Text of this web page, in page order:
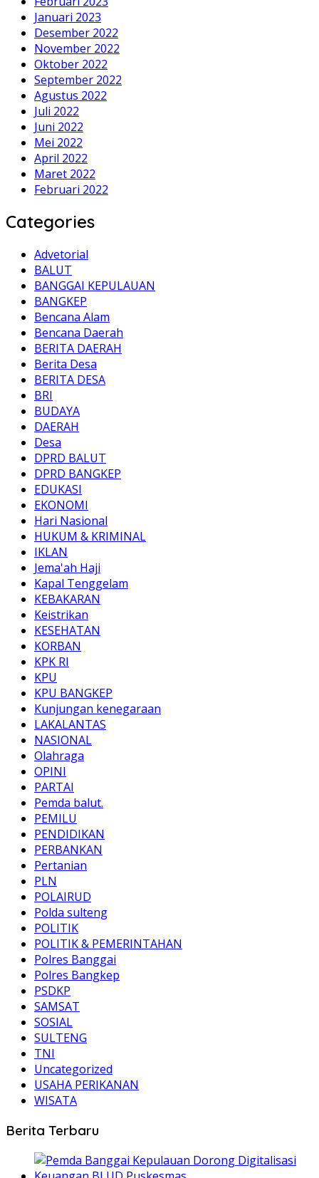
Januari 2023
Desember 2022
November 2022
Oktober 2022
September 2022
Agustus 2022
Juli 2022
Juni 2022
Mei 2022
April 2022
Maret 2022
Februari 2022
Categories
Advetorial
BALUT
BANGGAI KEPULAUAN
BANGKEP
Bencana Alam
Bencana Daerah
BERITA DAERAH
Berita Desa
BERITA DESA
BRI
BUDAYA
DAERAH
Desa
DPRD BALUT
DPRD BANGKEP
EDUKASI
EKONOMI
Hari Nasional
HUKUM & KRIMINAL
IKLAN
Jema'ah Haji
Kapal Tenggelam
KEBAKARAN
Keistrikan
KESEHATAN
KORBAN
KPK RI
KPU
KPU BANGKEP
Kunjungan kenegaraan
LAKALANTAS
NASIONAL
Olahraga
OPINI
PARTAI
Pemda balut.
PEMILU
PENDIDIKAN
PERBANKAN
Pertanian
PLN
POLAIRUD
Polda sulteng
POLITIK
POLITIK & PEMERINTAHAN
Polres Banggai
Polres Bangkep
PSDKP
SAMSAT
SOSIAL
SULTENG
TNI
Uncategorized
USAHA PERIKANAN
WISATA
Berita Terbaru